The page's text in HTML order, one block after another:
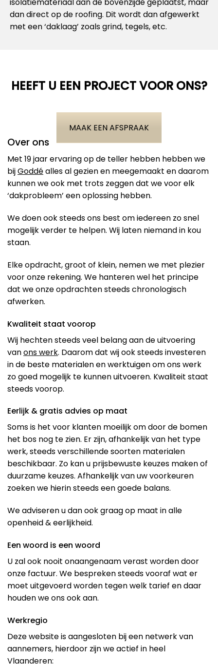
dan direct op de roofing. Dit wordt dan afgewerkt
met een ‘daklaag’ zoals grind, tegels, etc.
HEEFT U EEN PROJECT VOOR ONS?
MAAK EEN AFSPRAAK
Over ons
Met 19 jaar ervaring op de teller hebben hebben we
bijGoddéalles al gezien en meegemaakt en daarom
kunnen we ook met trots zeggen dat we voor elk
‘dakprobleem’ een oplossing hebben.
We doen ook steeds ons best om iedereen zo snel
mogelijk verder te helpen. Wij laten niemand in kou
staan.
Elke opdracht, groot of klein, nemen we met plezier
voor onze rekening. We hanteren wel het principe
dat we onze opdrachten steeds chronologisch
afwerken.
Kwaliteit staat voorop
Wij hechten steeds veel belang aan de uitvoering
vanons werk. Daarom dat wij ook steeds investeren
in de beste materialen en werktuigen om ons werk
zo goed mogelijk te kunnen uitvoeren. Kwaliteit staat
steeds voorop.
Eerlijk & gratis advies op maat
Soms is het voor klanten moeilijk om door de bomen
het bos nog te zien. Er zijn, afhankelijk van het type
werk, steeds verschillende soorten materialen
beschikbaar. Zo kan u prijsbewuste keuzes maken of
duurzame keuzes. Afhankelijk van uw voorkeuren
zoeken we hierin steeds een goede balans.
We adviseren u dan ook graag op maat in alle
openheid & eerlijkheid.
Een woord is een woord
U zal ook nooit onaangenaam verast worden door
onze factuur. We bespreken steeds vooraf wat er
moet uitgevoerd worden tegen welk tarief en daar
houden we ons ook aan.
Werkregio
Deze website is aangesloten bij een netwerk van
aannemers, hierdoor zijn we actief in heel
Vlaanderen: